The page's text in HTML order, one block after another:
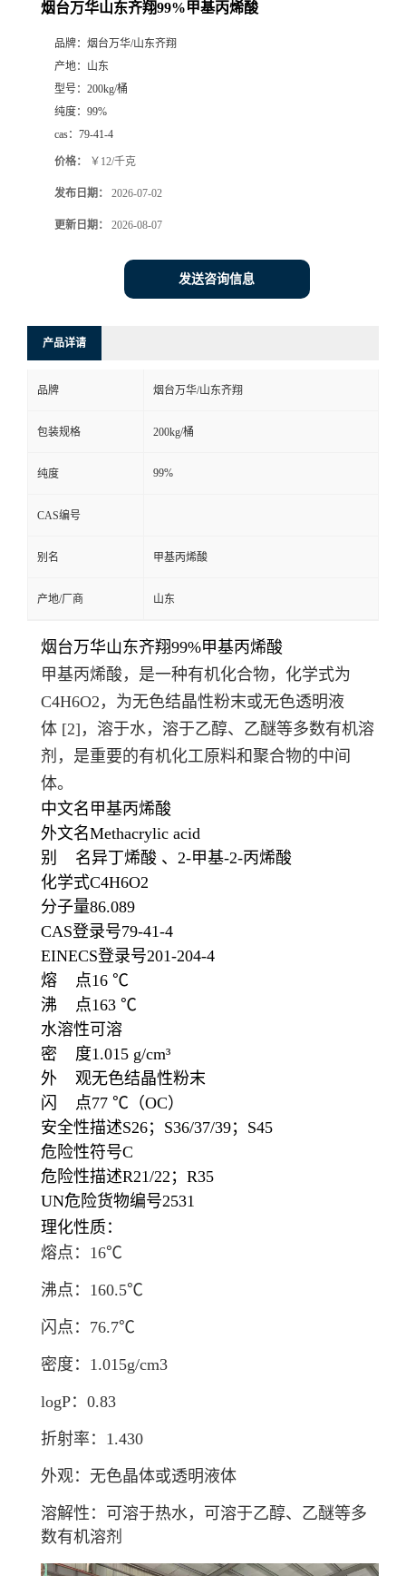
烟台万华山东齐翔99%甲基丙烯酸
品牌： 烟台万华/山东齐翔
产地： 山东
型号： 200kg/桶
纯度： 99%
cas： 79-41-4
价格： ￥12/千克
发布日期： 2026-07-02
更新日期： 2026-08-07
发送咨询信息
产品详请
品牌 烟台万华/山东齐翔
包装规格 200kg/桶
纯度 99%
CAS编号
别名 甲基丙烯酸
产地/厂商 山东
烟台万华山东齐翔99%甲基丙烯酸
甲基丙烯酸，是一种有机化合物 ， 化学式为
C4H6O2 ，为无色结晶性粉末或无色透明液
体 [2] ，溶于水，溶于乙醇、乙醚等多数有机溶
剂，是重要的有机化工原料和聚合物的中间
体。
中文名 甲基丙烯酸
外文名Methacrylic acid
别 名异丁烯酸 、 2-甲基-2-丙烯酸
化学式C4H6O2
分子量86.089
CAS登录号79-41-4
EINECS登录号201-204-4
熔 点16 ℃
沸 点163 ℃
水溶性可溶
密 度1.015 g/cm³
外 观无色结晶性粉末
闪 点77 ℃ （OC）
安全性描述S26；S36/37/39；S45
危险性符号C
危险性描述R21/22；R35
UN危险货物编号2531
理化性质：
熔点：16℃
沸点：160.5℃
闪点：76.7℃
密度：1.015g/cm3
logP：0.83
折射率：1.430
外观：无色晶体或透明液体
溶解性：可溶于热水，可溶于乙醇、乙醚等多
数有机溶剂